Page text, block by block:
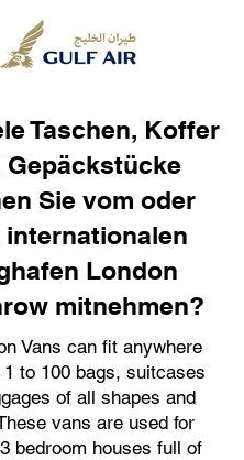
Taschen, Koffer
Gepäckstücke
Sie vom oder
internationalen
London
mitnehmen?
Vans can fit anywhere
1 to 100 bags, suitcases
of all shapes and
vans are used for
bedroom houses full of